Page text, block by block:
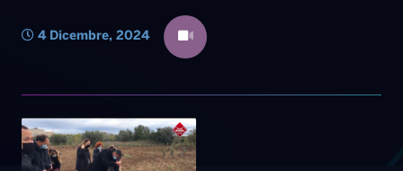
4 Dicembre, 2024